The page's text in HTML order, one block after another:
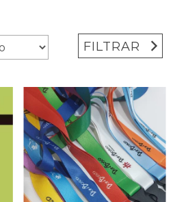
FILTRAR